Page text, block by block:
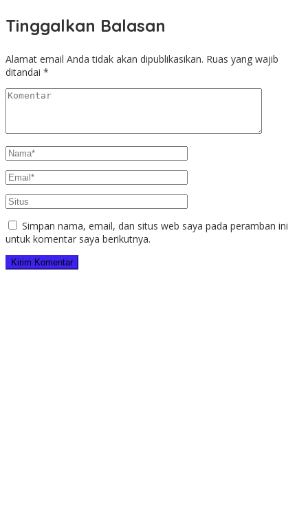
Tinggalkan Balasan
Alamat email Anda tidak akan dipublikasikan. Ruas yang wajib
ditandai *
Simpan nama, email, dan situs web saya pada peramban ini
untuk komentar saya berikutnya.